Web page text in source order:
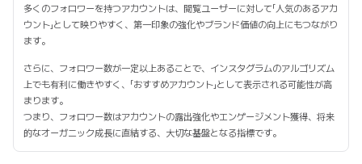
多くのフォロワーを持つアカウントは、閲覧ユーザーに対して「人気のあるアカ
ウント」として映りやすく、第一印象の強化やブランド価値の向上にもつながり
ます。
さらに、フォロワー数が一定以上あることで、インスタグラムのアルゴリズム
上でも有利に働きやすく、「おすすめアカウント」として表示される可能性が高
まります。
つまり、フォロワー数はアカウントの露出強化やエンゲージメント獲得、将来
的なオーガニック成長に直結する、大切な基盤となる指標です。